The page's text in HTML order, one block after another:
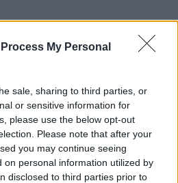
My Personal
sale, sharing to third parties, or
or sensitive information for
please use the below opt-out
Please note that after your
you may continue seeing
on personal information utilized by
disclosed to third parties prior to